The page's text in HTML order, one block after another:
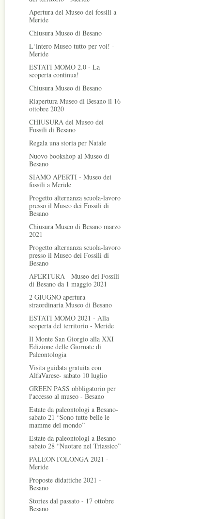
Apertura del Museo dei fossili a
Meride
Chiusura Museo di Besano
L‘intero Museo tutto per voi! -
Meride
ESTATI MOMÒ 2.0 - La
scoperta continua!
Chiusura Museo di Besano
Riapertura Museo di Besano il 16
ottobre 2020
CHIUSURA del Museo dei
Fossili di Besano
Regala una storia per Natale
Nuovo bookshop al Museo di
Besano
SIAMO APERTI - Museo dei
fossili a Meride
Progetto alternanza scuola-lavoro
presso il Museo dei Fossili di
Besano
Chiusura Museo di Besano marzo
2021
Progetto alternanza scuola-lavoro
presso il Museo dei Fossili di
Besano
APERTURA - Museo dei Fossili
di Besano da 1 maggio 2021
2 GIUGNO apertura
straordinaria Museo di Besano
ESTATI MOMÒ 2021 - Alla
scoperta del territorio - Meride
Il Monte San Giorgio alla XXI
Edizione delle Giornate di
Paleontologia
Visita guidata gratuita con
AlfaVarese- sabato 10 luglio
GREEN PASS obbligatorio per
l'accesso al museo - Besano
Estate da paleontologi a Besano-
sabato 21 “Sono tutte belle le
mamme del mondo”
Estate da paleontologi a Besano-
sabato 28 “Nuotare nel Triassico”
PALEONTOLONGA 2021 -
Meride
Proposte didattiche 2021 -
Besano
Stories dal passato - 17 ottobre
Besano